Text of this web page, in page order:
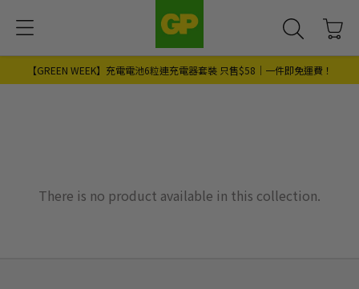
【GREEN WEEK】充電電池6粒連充電器套裝 只售$58｜一件即免運費！
There is no product available in this collection.